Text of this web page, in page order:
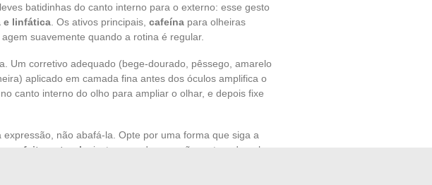
batidinhas do canto interno para o externo: esse gesto
e linfática . Os ativos principais, cafeína para olheiras
suavemente quando a rotina é regular.
Um corretivo adequado (bege-dourado, pêssego, amarelo
aplicado em camada fina antes dos óculos amplifica o
canto interno do olho para ampliar o olhar, e depois fixe
não abafá-la. Opte por uma forma que siga a
efeito natural , ajuste a cor da armação ao tom da pele